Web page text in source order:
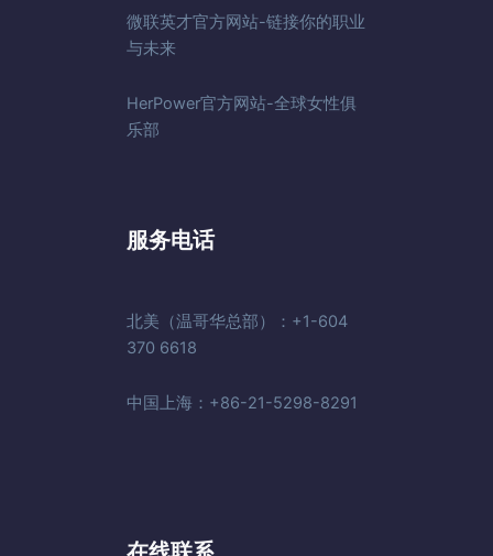
微联英才官方网站-链接你的职业
与未来
HerPower官方网站-全球女性俱
乐部
服务电话
北美（温哥华总部）：+1-604
370 6618
中国上海：+86-21-5298-8291